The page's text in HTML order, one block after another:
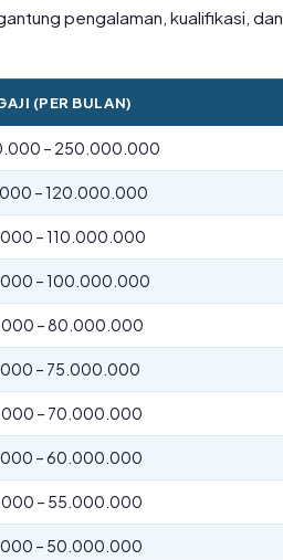
pengalaman, kualifikasi, dan
(PER BULAN)
– 250.000.000
– 120.000.000
– 110.000.000
– 100.000.000
– 80.000.000
– 75.000.000
– 70.000.000
– 60.000.000
– 55.000.000
– 50.000.000